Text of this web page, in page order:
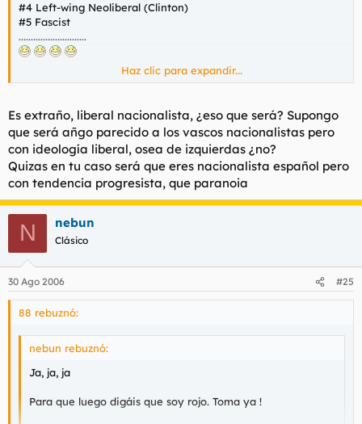
#4 Left-wing Neoliberal (Clinton)
#5 Fascist
............................
Haz clic para expandir...
Es extraño, liberal nacionalista, ¿eso que será? Supongo
que será añgo parecido a los vascos nacionalistas pero
con ideología liberal, osea de izquierdas ¿no?
Quizas en tu caso será que eres nacionalista español pero
con tendencia progresista, que paranoia
N nebun
Clásico
30 Ago 2006 #25
88 rebuznó:
nebun rebuznó:
Ja, ja, ja
Para que luego digáis que soy rojo. Toma ya !